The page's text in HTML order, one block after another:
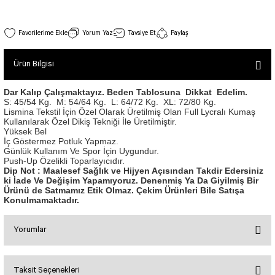
Basic Taytlar
Ve Bel Tayt
Deri Görünümlü Tayt
Tül Detaylı Spor Taytlar
Arkası Büzgülü Tayt
Dekolte Tayt
MODELLİ TAYTLAR
Fermuarlı Taytlar
İp Detaylı Spor Taytlar
Kısa Taytlar
Tulum Kategorisi 2
1 SCRUNCH BUTT TULUM
MAYORKA TULUM
Oslo Tulum
Sunset Tulum
LUNA BACKLESS TULUM
Çapraz İp Detaylı Tulum
Çift Çapraz Tulum
Tek Çapraz Tulum
Tulum Kategorisi 3
Fermuarlı Spor Bra
Halkalı Spor Bra
Viyana Spor Bustiyer
Spor Bustiyer 2
SCULPT LINE SPOR BUSTIYER
Tshirt
BOLERA
Tshirt
V YAKA TSHIRT
12 Uzun Kollu Üst
Stok Kodu : 124
800,00 TL
Yorum Yaz Tavsiye Et Paylaş
Ürün Bilgisi
Dar Kalıp Çalışmaktayız. Beden Tablosuna Dikkat Edelim.
S: 45/54 Kg.
M: 54/64 Kg. L: 64/72 Kg.
XL: 72/80 Kg.
Lismina Tekstil İçin Özel Olarak Üretilmiş Olan Full Lycralı Kumaş
Kullanılarak Özel Dikiş Tekniği İle Üretilmiştir.
Yüksek Bel
İç Göstermez Potluk Yapmaz.
Günlük Kullanım Ve Spor İçin Uygundur.
Push-Up Özelikli Toparlayıcıdır.
Dip Not : Maalesef Sağlık ve Hijyen Açısından Takdir Edersiniz
ki İade Ve Değişim Yapamıyoruz. Denenmiş Ya Da Giyilmiş Bir
Ürünü de Satmamız Etik Olmaz. Çekim Ürünleri Bile Satışa
Konulmamaktadır.
Yorumlar
Taksit Seçenekleri